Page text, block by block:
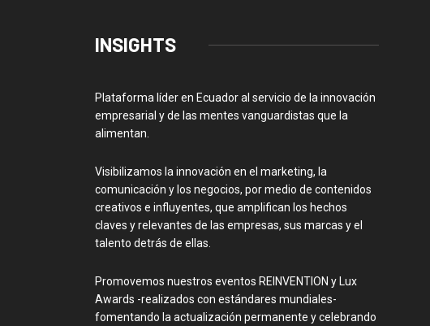
INSIGHTS
Plataforma líder en Ecuador al servicio de la innovación
empresarial y de las mentes vanguardistas que la
alimentan.
Visibilizamos la innovación en el marketing, la
comunicación y los negocios, por medio de contenidos
creativos e influyentes, que amplifican los hechos
claves y relevantes de las empresas, sus marcas y el
talento detrás de ellas.
Promovemos nuestros eventos REINVENTION y Lux
Awards -realizados con estándares mundiales-
fomentando la actualización permanente y celebrando